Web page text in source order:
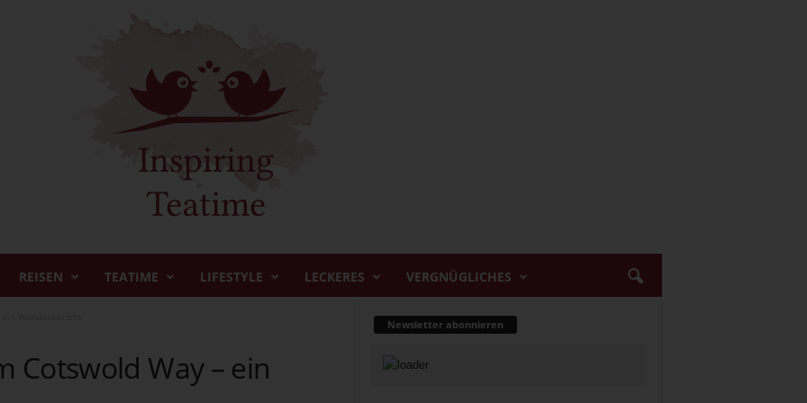
REISEN TEATIME LIFESTYLE LECKERES VERGNÜGLICHES
Cotswold Way – ein
Newsletter abonnieren